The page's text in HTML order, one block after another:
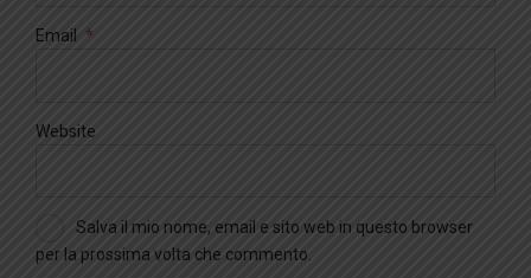
Email *
Website
Salva il mio nome, email e sito web in questo browser
per la prossima volta che commento.